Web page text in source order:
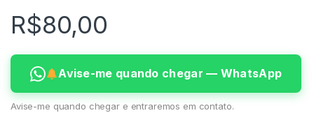
R$80,00
Avise-me quando chegar — WhatsApp
Avise-me quando chegar e entraremos em contato.